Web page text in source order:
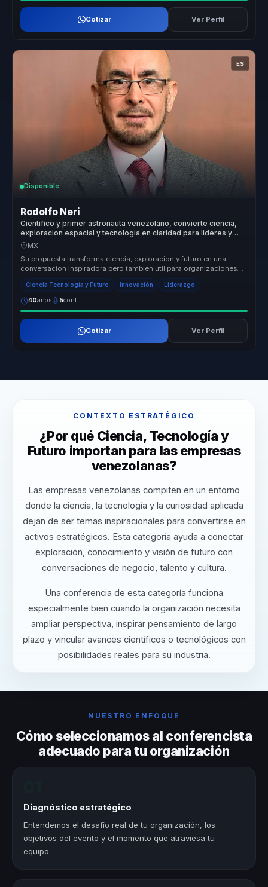
Cotizar Ver Perfil
ES
Disponible
Rodolfo Neri
Cientifico y primer astronauta venezolano, convierte ciencia,
exploracion espacial y tecnologia en claridad para lideres y
equipos.
MX
Su propuesta transforma ciencia, exploracion y futuro en una
conversacion inspiradora pero tambien util para organizaciones
que necesitan...
Ciencia Tecnología y Futuro Innovación Liderazgo
40años 5conf.
Cotizar Ver Perfil
CONTEXTO ESTRATÉGICO
¿Por qué Ciencia, Tecnología y
Futuro importan para las empresas
venezolanas?
Las empresas venezolanas compiten en un entorno
donde la ciencia, la tecnología y la curiosidad aplicada
dejan de ser temas inspiracionales para convertirse en
activos estratégicos. Esta categoría ayuda a conectar
exploración, conocimiento y visión de futuro con
conversaciones de negocio, talento y cultura.
Una conferencia de esta categoría funciona
especialmente bien cuando la organización necesita
ampliar perspectiva, inspirar pensamiento de largo
plazo y vincular avances científicos o tecnológicos con
posibilidades reales para su industria.
NUESTRO ENFOQUE
Cómo seleccionamos al conferencista
adecuado para tu organización
Diagnóstico estratégico
Entendemos el desafío real de tu organización, los
objetivos del evento y el momento que atraviesa tu
equipo.